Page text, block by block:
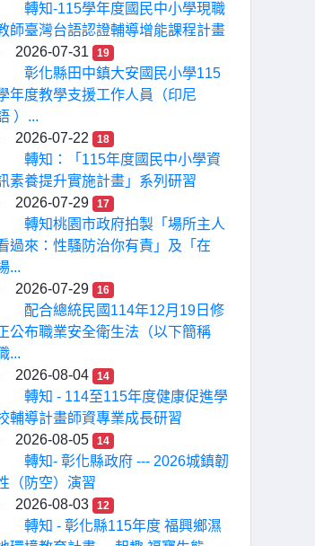
轉知-115學年度國民中小學現職
師臺灣台語認證輔導增能課程計畫
2026-07-31
19
彰化縣田中鎮大安國民小學115
年度教學支援工作人員（印尼
）...
2026-07-22
18
轉知：「115年度國民中小學資
素養提升實施計畫」系列研習
2026-07-29
17
轉知桃園市政府拍製「場所主人
過來：性騷防治你有責」及「在
...
2026-07-29
16
配合總統民國114年12月19日修
公布職業安全衛生法（以下簡稱
...
2026-08-04
14
轉知 - 114至115年度健康促進學
輔導計畫師資專業成長研習
2026-08-05
14
轉知- 彰化縣政府 --- 2026城鎮韌
（防空）演習
2026-08-03
12
轉知 - 彰化縣115年度 福興鄉濕